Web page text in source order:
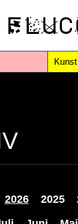
Kunst
2026 2025